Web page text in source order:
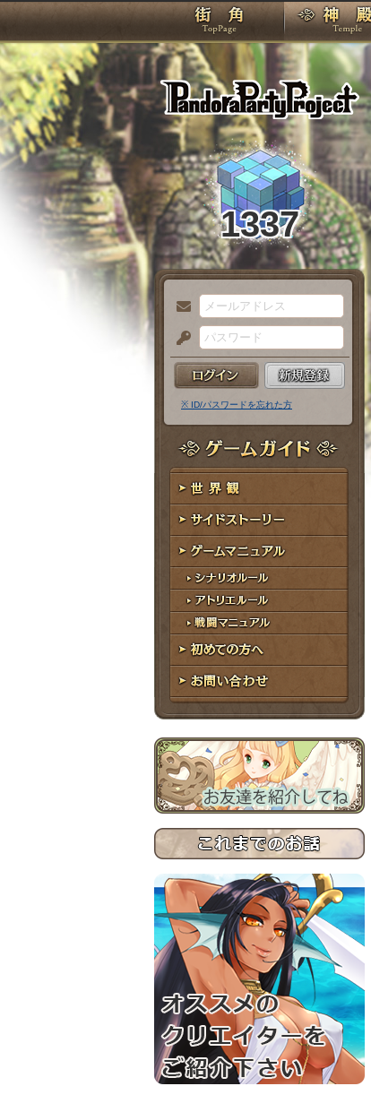
TOP
1337
メ
ー
ル
ア
ド
レ
ス
パ
ス
ー
ド
※ ID/パスワードを忘れた方
ゲームガイド
世界観
サイドストーリー
ゲームマニュアル
シナリオルール
アトリエルール
戦闘マニュアル
初めての方へ
お問い合わせ